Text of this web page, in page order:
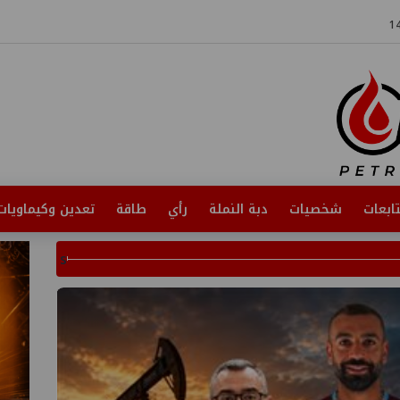
شخصيات دبة النملة رأي طاقة تعدين
s